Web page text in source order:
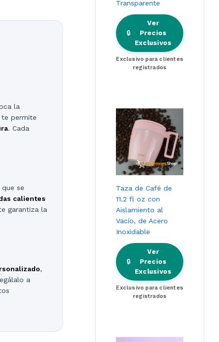
la
te permite
. Cada
se
calientes
garantiza la
,
a
Transparente
🔒
Ver
Precios
Exclusivos
Exclusivo para clientes
registrados
Taza de Café de
11.2 fl oz con
Aislamiento al
Vacío, de Acero
Inoxidable
🔒
Ver
Precios
Exclusivos
Exclusivo para clientes
registrados